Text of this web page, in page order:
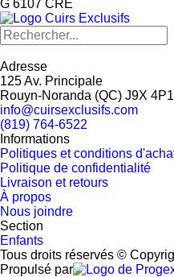
G 6107 CRE
Adresse
125 Av. Principale
Rouyn-Noranda (QC) J9X 4P1
info@cuirsexclusifs.com
(819) 764-6522
Informations
Politiques et conditions
Politique de confidentialité
Livraison et retours
À propos
Nous joindre
Section
Enfants
Tous droits réservés ©
Propulsé par